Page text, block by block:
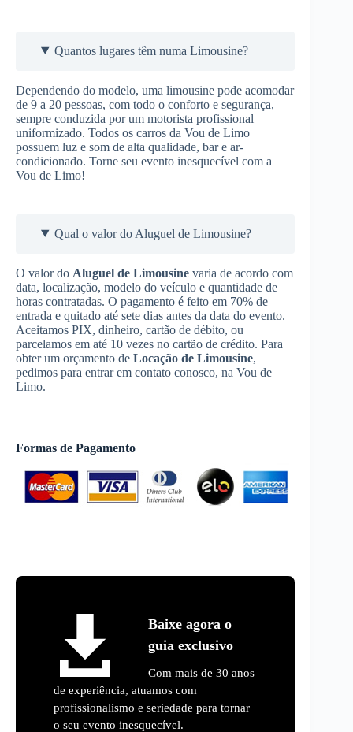
Quantos lugares têm numa Limousine?
Dependendo do modelo, uma limousine pode acomodar
de 9 a 20 pessoas, com todo o conforto e segurança,
sempre conduzida por um motorista profissional
uniformizado. Todos os carros da Vou de Limo
possuem luz e som de alta qualidade, bar e ar-
condicionado. Torne seu evento inesquecível com a
Vou de Limo!
Qual o valor do Aluguel de Limousine?
O valor do Aluguel de Limousine varia de acordo com
data, localização, modelo do veículo e quantidade de
horas contratadas. O pagamento é feito em 70% de
entrada e quitado até sete dias antes da data do evento.
Aceitamos PIX, dinheiro, cartão de débito, ou
parcelamos em até 10 vezes no cartão de crédito. Para
obter um orçamento de Locação de Limousine,
pedimos para entrar em contato conosco, na Vou de
Limo.
Formas de Pagamento
Baixe agora o
guia exclusivo
Com mais de 30 anos
de experiência, atuamos com
profissionalismo e seriedade para tornar
o seu evento inesquecível.